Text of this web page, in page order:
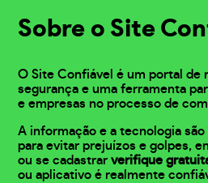
Sobre o Site
O Site Confiável é um portal de
segurança e uma ferramenta
e empresas no processo de
A informação e a tecnologia
para evitar prejuízos e golpes,
ou se cadastrarverifique
ou aplicativo é realmente